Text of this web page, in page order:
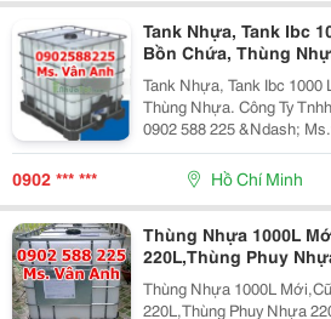
Tank Nhựa, Tank Ibc
Bồn Chứa, Thùng
Tank Nhựa, Tank Ibc
Thùng Nhựa. Công Ty Tnhh Nhựa Tốt &Ndash; Hotline:
0902 588 225 &Ndash; Ms.vân Anh Công
Chuyên Cung Cấp Sỉ Và
Thông Tin
0902 *** *** Hồ Chí Minh
Thùng Nhựa 1000L
220L,Thùng Phuy
Thùng Nhựa 1000L
220L,Thùng Phuy Nhựa 220L,